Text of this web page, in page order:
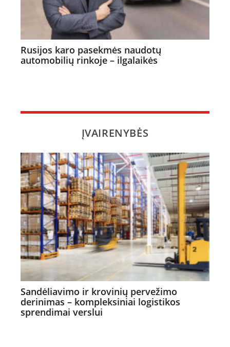
Rusijos karo pasekmės naudotų
automobilių rinkoje – ilgalaikės
ĮVAIRENYBĖS
Sandėliavimo ir krovinių pervežimo
derinimas – kompleksiniai logistikos
sprendimai verslui